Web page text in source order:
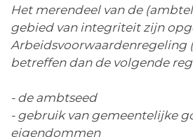
Het merendeel van de
gebied van integriteit zijn
Arbeidsvoorwaardenregeling
betreffen dan de volgende
- de ambtseed
- gebruik van gemeentelijke
eigendommen